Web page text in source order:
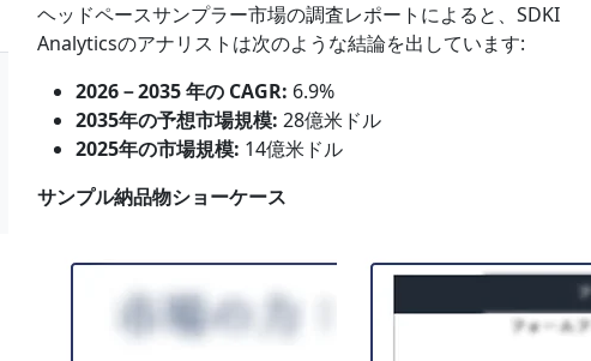
ヘッドペースサンプラー市場の調査レポートによると、SDKI
Analyticsのアナリストは次のような結論を出しています:
2026－2035 年の CAGR: 6.9%
2035年の予想市場規模: 28億米ドル
2025年の市場規模: 14億米ドル
サンプル納品物ショーケース